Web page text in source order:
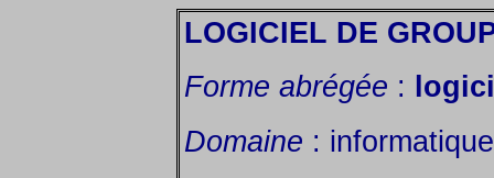
LOGICIEL DE
Forme abrégée :
Domaine :